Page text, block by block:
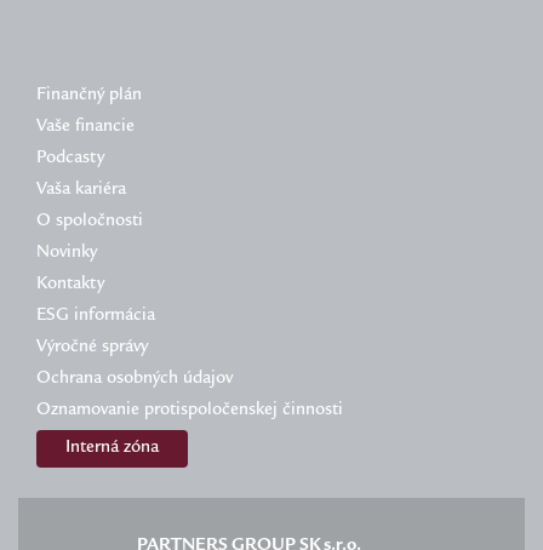
Finančný plán
Vaše financie
Podcasty
Vaša kariéra
O spoločnosti
Novinky
Kontakty
ESG informácia
Výročné správy
Ochrana osobných údajov
Oznamovanie protispoločenskej činnosti
Interná zóna
PARTNERS GROUP SK s.r.o.